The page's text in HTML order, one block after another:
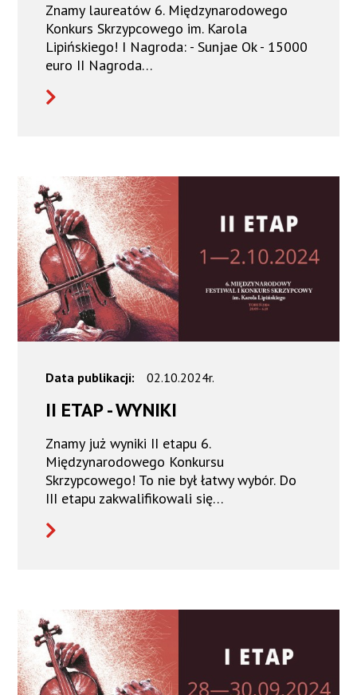
Znamy laureatów 6. Międzynarodowego
Konkurs Skrzypcowego im. Karola
Lipińskiego! I Nagroda: - Sunjae Ok - 15000
euro II Nagroda…
Data publikacji: 02.10.2024r.
II ETAP - WYNIKI
Znamy już wyniki II etapu 6.
Międzynarodowego Konkursu
Skrzypcowego! To nie był łatwy wybór. Do
III etapu zakwalifikowali się…